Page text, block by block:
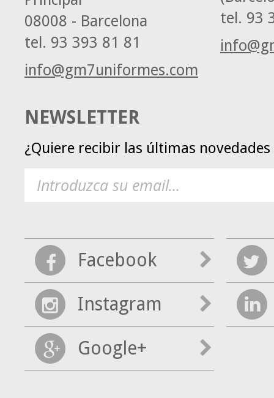
tel. 93
08008 - Barcelona
tel. 93 393 81 81
info@gm7uniformes.com
NEWSLETTER
¿Quiere recibir las últimas
Facebook
Instagram
Google+